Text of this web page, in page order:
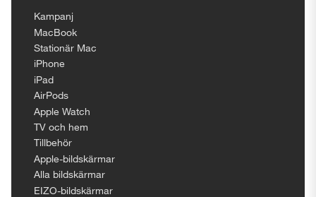
Kampanj
MacBook
Stationär Mac
iPhone
iPad
AirPods
Apple Watch
TV och hem
Tillbehör
Apple-bildskärmar
Alla bildskärmar
EIZO-bildskärmar